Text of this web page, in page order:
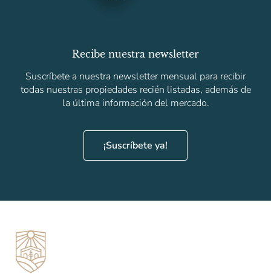
Recibe nuestra newsletter
Suscríbete a nuestra newsletter mensual para recibir
todas nuestras propiedades recién listadas, además de
la última información del mercado.
¡Suscríbete ya!